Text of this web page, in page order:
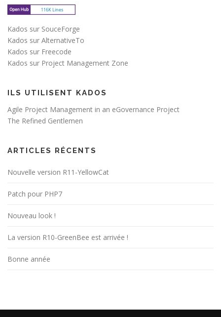
Kados sur SouceForge
Kados sur AlternativeTo
Kados sur Freecode
Kados sur Project Management Zone
ILS UTILISENT KADOS
Agile Project Management in an eGovernance Project
The Refined Gentlemen
ARTICLES RÉCENTS
Nouvelle version R11-YellowCat
Patch pour PHP7
Nouveau look !
La version R10-GreenBee est arrivée !
Bonne année